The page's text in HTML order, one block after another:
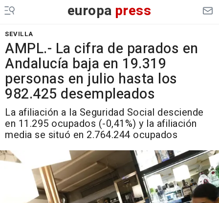
europa press
SEVILLA
AMPL.- La cifra de parados en
Andalucía baja en 19.319
personas en julio hasta los
982.425 desempleados
La afiliación a la Seguridad Social desciende
en 11.295 ocupados (-0,41%) y la afiliación
media se situó en 2.764.244 ocupados